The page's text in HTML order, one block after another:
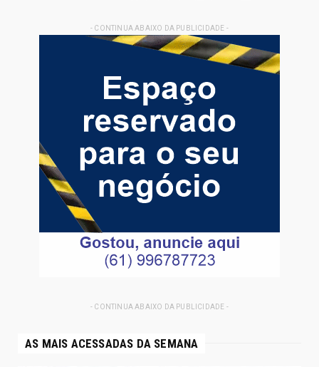
- CONTINUA ABAIXO DA PUBLICIDADE -
- CONTINUA ABAIXO DA PUBLICIDADE -
AS MAIS ACESSADAS DA SEMANA